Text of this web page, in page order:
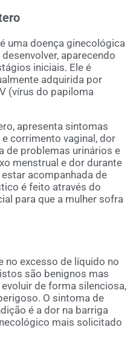
uma doença ginecológica
aparecendo
iniciais. Ele é
adquirida por
(vírus do papiloma
apresenta sintomas
corrimento vaginal, dor
de problemas urinários e
menstrual e dor durante
acompanhada de
é feito através do
para que a mulher sofra
no excesso de líquido no
são benignos mas
de forma silenciosa,
O sintoma de
é a dor na barriga
mais solicitado